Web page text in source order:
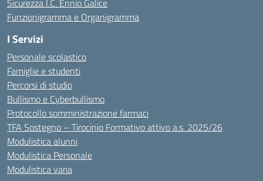
Sicurezza I.C. Ennio Galice
Funzionigramma e Organigramma
I Servizi
Personale scolastico
Famiglie e studenti
Percorsi di studio
Bullismo e Cyberbullismo
Protocollo somministrazione farmaci
TFA Sostegno – Tirocinio Formativo attivo a.s. 2025/26
Modulistica alunni
Modulistica Personale
Modulistica varia